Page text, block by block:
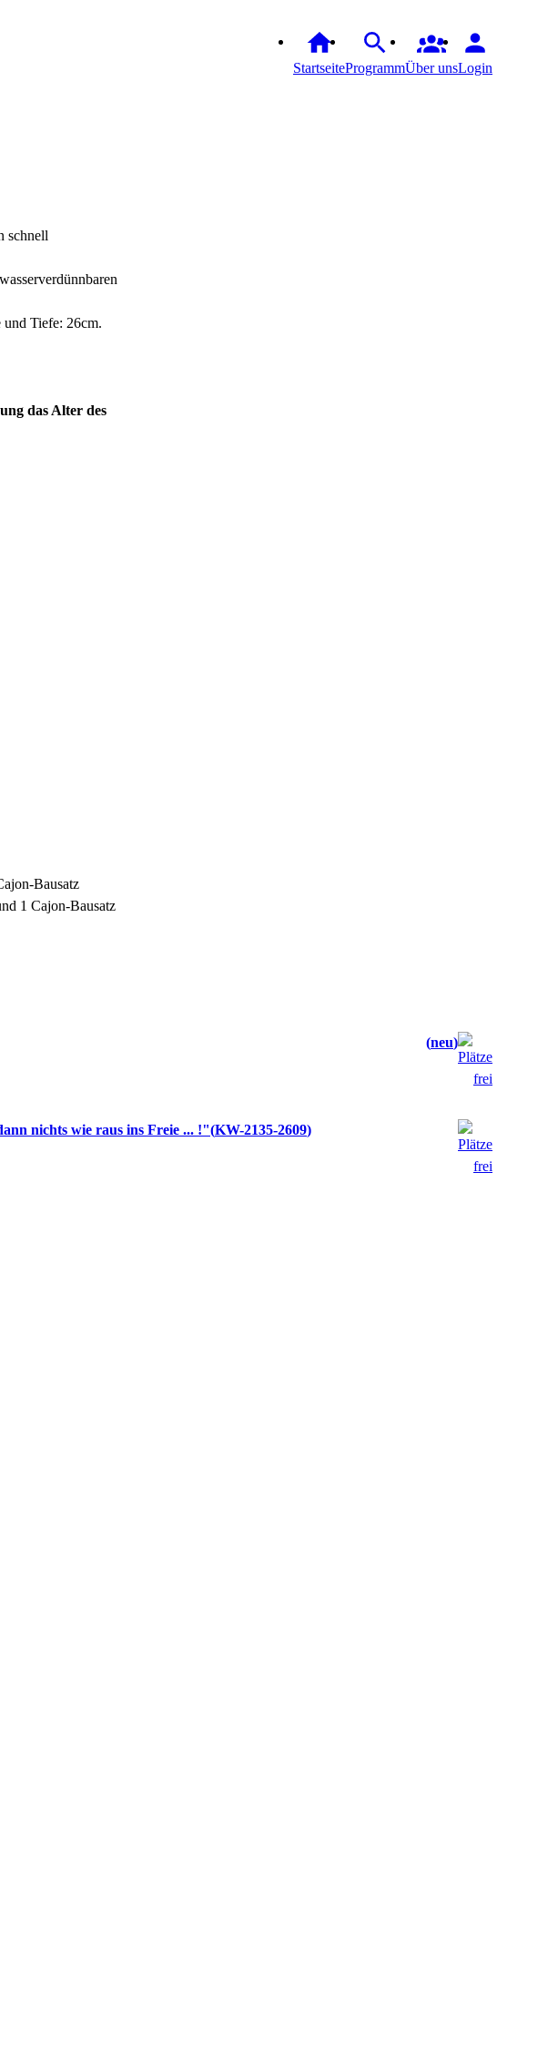
StartseiteProgrammÜber unsLogin
schnell
Tiefe: 26cm.
das Alter des
Bausatz
1 Cajon-Bausatz
neu
nichts wie raus ins Freie ... !" KW-2135-2609